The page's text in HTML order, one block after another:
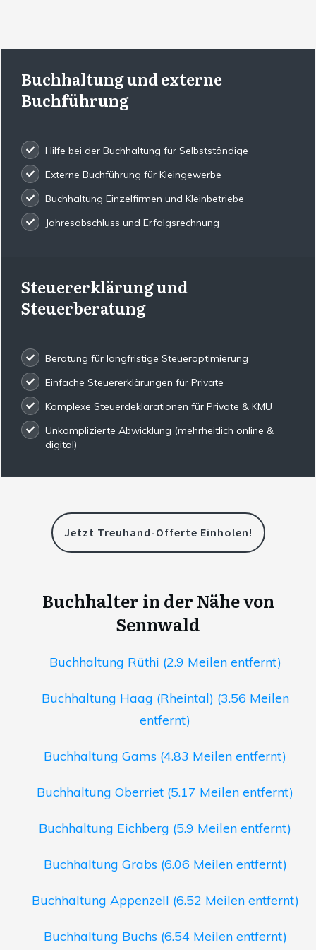
Buchhaltung und externe
Buchführung
Hilfe bei der Buchhaltung für Selbstständige
Externe Buchführung für Kleingewerbe
Buchhaltung Einzelfirmen und Kleinbetriebe
Jahresabschluss und Erfolgsrechnung
Steuererklärung und
Steuerberatung
Beratung für langfristige Steueroptimierung
Einfache Steuererklärungen für Private
Komplexe Steuerdeklarationen für Private & KMU
Unkomplizierte Abwicklung (mehrheitlich online &
digital)
Jetzt Treuhand-Offerte Einholen!
Buchhalter in der Nähe von
Sennwald
Buchhaltung Rüthi (2.9 Meilen entfernt)
Buchhaltung Haag (Rheintal) (3.56 Meilen
entfernt)
Buchhaltung Gams (4.83 Meilen entfernt)
Buchhaltung Oberriet (5.17 Meilen entfernt)
Buchhaltung Eichberg (5.9 Meilen entfernt)
Buchhaltung Grabs (6.06 Meilen entfernt)
Buchhaltung Appenzell (6.52 Meilen entfernt)
Buchhaltung Buchs (6.54 Meilen entfernt)